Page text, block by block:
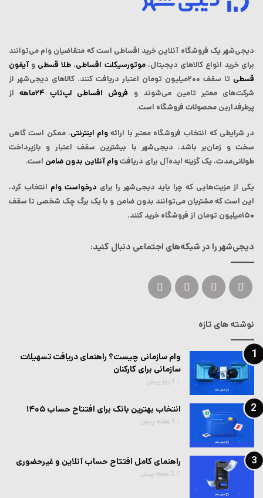
دیجی‌شهر یک فروشگاه آنلاین خرید اقساطی است که ‌متقاضیان وام می‌توانند
برای خرید انواع کالاهای دیجیتال،موتورسیکلت اقساطی، طلا قسطی و آیفون
قسطی تا سقف ۲۰۰میلیون تومان اعتبار دریافت کنند.
کالاهای دیجی‌شهر از
شرکت‌های معتبر تامین می‌شوند و فروش اقساطی لپ‌تاپ‌ ۲۴ماهه
از
پرطرفدارین محصولات فروشگاه است.
در شرایطی که انتخاب فروشگاه معتبر با ارائه وام اینترنتی، ممکن است گاهی
سخت و زمان‌بر باشد، دیجی‌شهر با بیشترین سقف اعتبار و بازپرداخت
طولانی‌مدت، یک گزینه ایده‌آل برای دریافتوام آنلاین بدون ضامن است.
یکی از مزیت‌هایی که چرا باید دیجی‌شهر را برای درخواست وام انتخاب کرد،
این است که مشتریان می‌توانند بدون ضامن و با یک برگ چک شخصی تا سقف
۱۵۰میلیون تومان از فروشگاه خرید کنند.
دیجی‌شهر را در شبکه‌های اجتماعی دنبال کنید:
ایکس لینکداینیوتیوباینستاگرام
نوشته های تازه
وام سازمانی چیست؟ راهنمای دریافت تسهیلات
سازمانی برای کارکنان
1 روز پیش
انتخاب بهترین بانک برای افتتاح حساب ۱۴۰۵
1 هفته پیش
راهنمای کامل افتتاح حساب آنلاین و غیرحضوری
2 هفته پیش